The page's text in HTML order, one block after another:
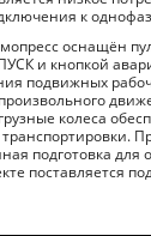
к
оснащён
и кнопкой
подвижных
колеса
подготовка для
поставляется